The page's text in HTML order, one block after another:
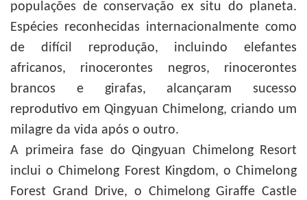
populações de conservação ex situ do planeta.
Espécies reconhecidas internacionalmente como
de difícil reprodução, incluindo elefantes
africanos, rinocerontes negros, rinocerontes
brancos e girafas, alcançaram sucesso
reprodutivo em Qingyuan Chimelong, criando um
milagre da vida após o outro.
A primeira fase do Qingyuan Chimelong Resort
inclui o Chimelong Forest Kingdom, o Chimelong
Forest Grand Drive, o Chimelong Giraffe Castle